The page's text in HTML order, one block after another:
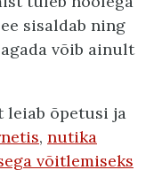
sisaldab ning
võib ainult
leiab õpetusi ja
, nutika
võitlemiseks